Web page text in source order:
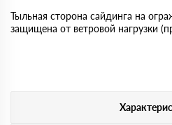
Тыльная сторона сайдинга на
защищена от ветровой нагрузки